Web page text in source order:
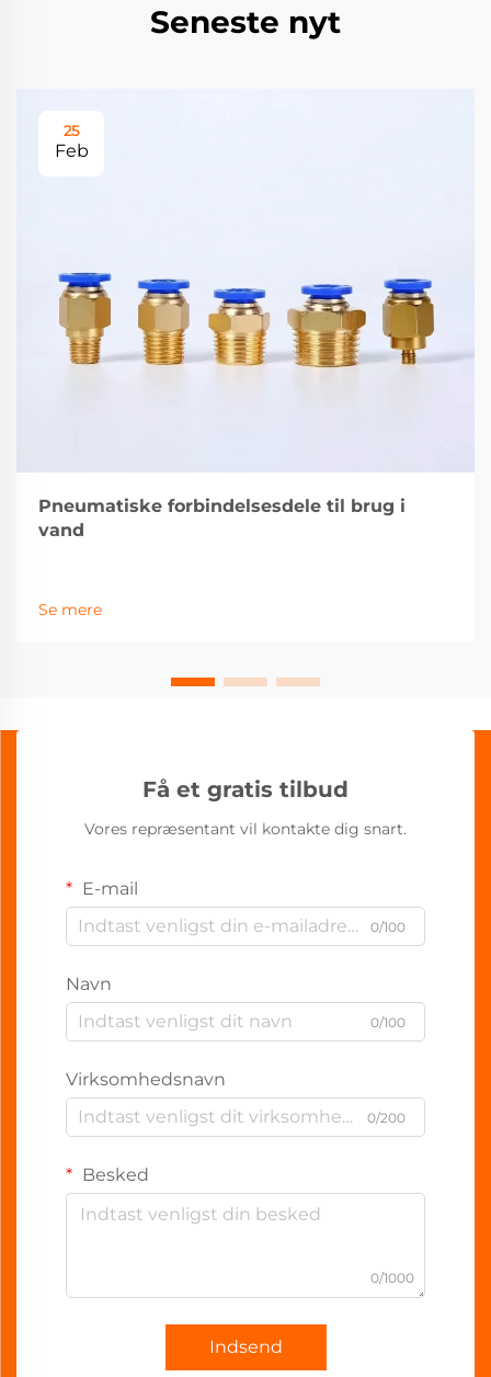
Seneste nyt
25
Feb
Pneumatiske forbindelsesdele til brug i
vand
Se mere
Få et gratis tilbud
Vores repræsentant vil kontakte dig snart.
E-mail
0/100
Navn
0/100
Virksomhedsnavn
0/200
Besked
0/1000
Indsend